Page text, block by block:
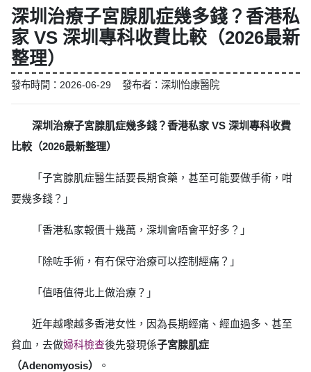
深圳治療子宮腺肌症幾多錢？香港私
家 VS 深圳專科收費比較（2026最新
整理）
發布時間：2026-06-29 發布者：深圳怡康醫院
深圳治療子宮腺肌症幾多錢？香港私家 VS 深圳專科收費
比較（2026最新整理）
「子宮腺肌症醫生話要長期食藥，甚至可能要做手術，咁
要幾多錢？」
「香港私家報價十幾萬，深圳會唔會平好多？」
「除咗手術，有冇保守治療可以控制經痛？」
「值唔值得北上做治療？」
近年越嚟越多香港女性，因為長期經痛、經血過多、甚至
貧血，去做婦科檢查後先發現係子宮腺肌症
（Adenomyosis）
。